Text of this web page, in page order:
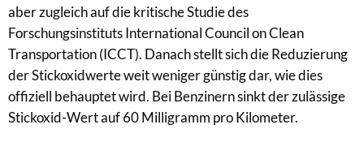
aber zugleich auf die kritische Studie des
Forschungsinstituts International Council on Clean
Transportation (ICCT). Danach stellt sich die Reduzierung
der Stickoxidwerte weit weniger günstig dar, wie dies
offiziell behauptet wird. Bei Benzinern sinkt der zulässige
Stickoxid-Wert auf 60 Milligramm pro Kilometer.